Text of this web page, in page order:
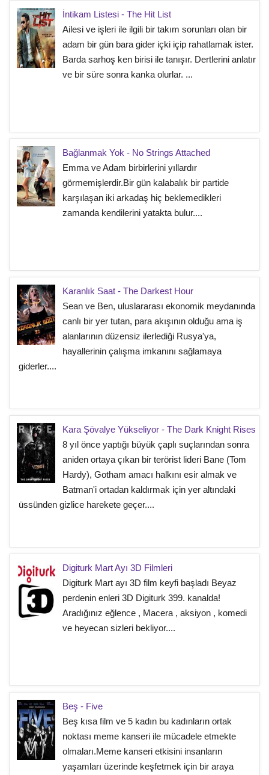
İntikam Listesi - The Hit List
Ailesi ve işleri ile ilgili bir takım sorunları olan bir
adam bir gün bara gider içki içip rahatlamak ister.
Barda sarhoş ken birisi ile tanışır. Dertlerini anlatır
ve bir süre sonra kanka olurlar. ...
Bağlanmak Yok - No Strings Attached
Emma ve Adam birbirlerini yıllardır
görmemişlerdir.Bir gün kalabalık bir partide
karşılaşan iki arkadaş hiç beklemedikleri
zamanda kendilerini yatakta bulur....
Karanlık Saat - The Darkest Hour
Sean ve Ben, uluslararası ekonomik meydanında
canlı bir yer tutan, para akışının olduğu ama iş
alanlarının düzensiz ilerlediği Rusya'ya,
hayallerinin çalışma imkanını sağlamaya
giderler....
Kara Şövalye Yükseliyor - The Dark Knight Rises
8 yıl önce yaptığı büyük çaplı suçlarından sonra
aniden ortaya çıkan bir terörist lideri Bane (Tom
Hardy), Gotham amacı halkını esir almak ve
Batman'i ortadan kaldırmak için yer altındaki
üssünden gizlice harekete geçer....
Digiturk Mart Ayı 3D Filmleri
Digiturk Mart ayı 3D film keyfi başladı Beyaz
perdenin enleri 3D Digiturk 399. kanalda!
Aradığınız eğlence , Macera , aksiyon , komedi
ve heyecan sizleri bekliyor....
Beş - Five
Beş kısa film ve 5 kadın bu kadınların ortak
noktası meme kanseri ile mücadele etmekte
olmaları.Meme kanseri etkisini insanların
yaşamları üzerinde keşfetmek için bir araya